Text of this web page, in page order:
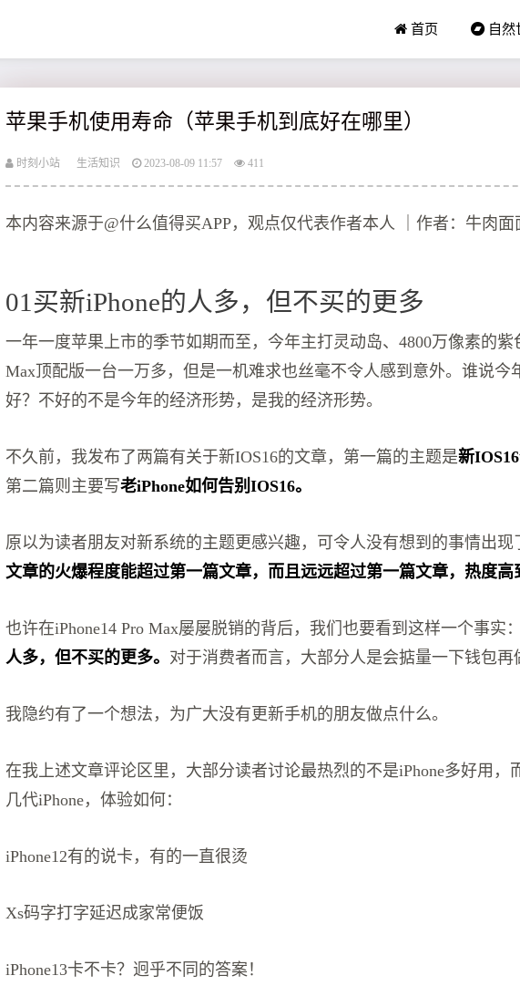
首页 自然
苹果手机使用寿命（苹果手机到底好在哪里）
时刻小站 生活知识 2023-08-09 11:57 411
本内容来源于@什么值得买APP，观点仅代表作者本人 ｜作者：牛肉面
01买新iPhone的人多，但不买的更多
一年一度苹果上市的季节如期而至，今年主打灵动岛、4800万像素的紫
Max顶配版一台一万多，但是一机难求也丝毫不令人感到意外。谁说今
好？不好的不是今年的经济形势，是我的经济形势。
不久前，我发布了两篇有关于新IOS16的文章，第一篇的主题是新
第二篇则主要写老iPhone如何告别IOS16。
原以为读者朋友对新系统的主题更感兴趣，可令人没有想到的事情出
文章的火爆程度能超过第一篇文章，而且远远超过第一篇文章，热度高
也许在iPhone14 Pro Max屡屡脱销的背后，我们也要看到这样一个事实
人多，但不买的更多。 对于消费者而言，大部分人是会掂量一下钱包再
我隐约有了一个想法，为广大没有更新手机的朋友做点什么。
在我上述文章评论区里，大部分读者讨论最热烈的不是iPhone多好用，
几代iPhone，体验如何：
iPhone12有的说卡，有的一直很烫
Xs码字打字延迟成家常便饭
iPhone13卡不卡？迥乎不同的答案！